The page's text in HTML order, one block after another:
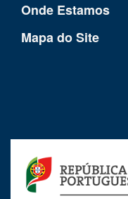
Onde Estamos
Mapa do Site